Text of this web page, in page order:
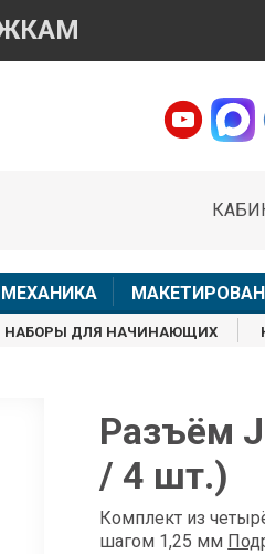
МЕХАНИКА
НАБОРЫ ДЛЯ НАЧИНАЮЩИХ
Разъём
/ 4 шт.)
Комплект из
шагом 1,25 мм
×
Менеджер
8 (499) 500-14-56